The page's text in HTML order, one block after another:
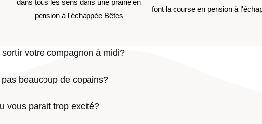
votre compagnon à midi?
beaucoup de copains?
vous parait trop excité?